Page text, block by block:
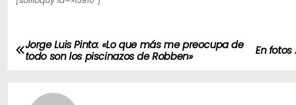
N
En
Jorge Luis Pinto: «Lo que más me preocupa de
todo son los piscinazos de Robben»